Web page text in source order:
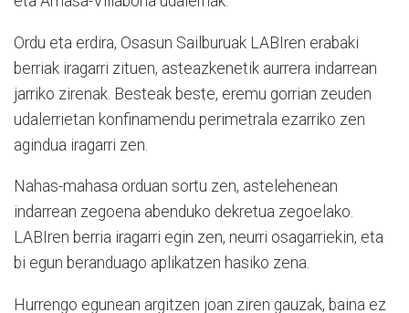
Ordu eta erdira, Osasun Sailburuak LABIren erabaki
berriak iragarri zituen, asteazkenetik aurrera indarrean
jarriko zirenak. Besteak beste, eremu gorrian zeuden
udalerrietan konfinamendu perimetrala ezarriko zen
agindua iragarri zen.
Nahas-mahasa orduan sortu zen, astelehenean
indarrean zegoena abenduko dekretua zegoelako.
LABIren berria iragarri egin zen, neurri osagarriekin, eta
bi egun beranduago aplikatzen hasiko zena.
Hurrengo egunean argitzen joan ziren gauzak, baina ez